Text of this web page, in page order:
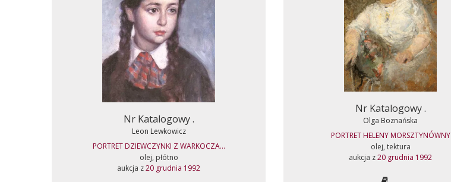
Nr Katalogowy .
Leon Lewkowicz
PORTRET DZIEWCZYNKI Z WARKOCZA...
olej, płótno
aukcja z20 grudnia 1992
Nr Katalogowy .
Olga Boznańska
PORTRET HELENY MORSZTYNÓWNY
olej, tektura
aukcja z20 grudnia 1992